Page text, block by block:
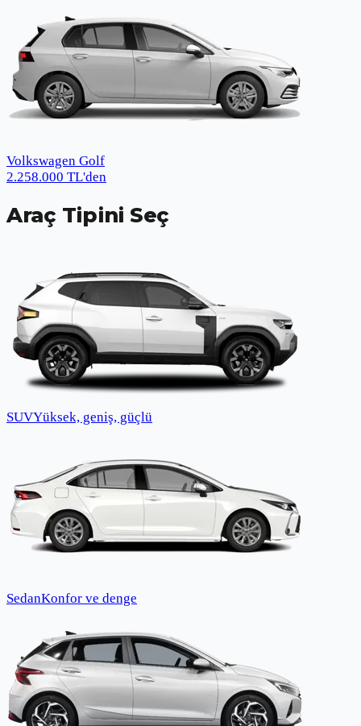
Volkswagen Golf
2.258.000 TL'den
Araç Tipini Seç
SUVYüksek, geniş, güçlü
SedanKonfor ve denge